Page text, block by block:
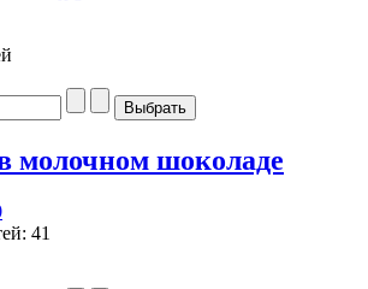
молочном шоколаде
41